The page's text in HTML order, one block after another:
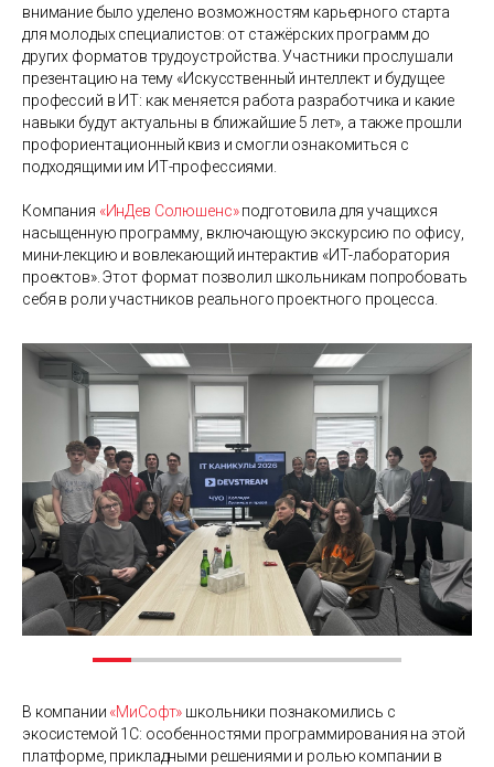
внимание было уделено возможностям карьерного старта
для молодых специалистов: от стажёрских программ до
других форматов трудоустройства. Участники прослушали
презентацию на тему «Искусственный интеллект и будущее
профессий в ИТ: как меняется работа разработчика и какие
навыки будут актуальны в ближайшие 5 лет», а также прошли
профориентационный квиз и смогли ознакомиться с
подходящими им ИТ-профессиями.
Компания «ИнДев Солюшенс»подготовила для учащихся
насыщенную программу, включающую экскурсию по офису,
мини-лекцию и вовлекающий интерактив «ИТ-лаборатория
проектов». Этот формат позволил школьникам попробовать
себя в роли участников реального проектного процесса.
В компании «МиСофт» школьники познакомились с
экосистемой 1С: особенностями программирования на этой
платформе, прикладными решениями и ролью компании в